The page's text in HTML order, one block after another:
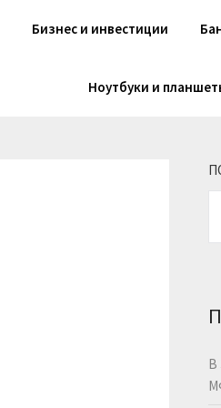
Бизнес и инвестиции
Ноутбуки и
В